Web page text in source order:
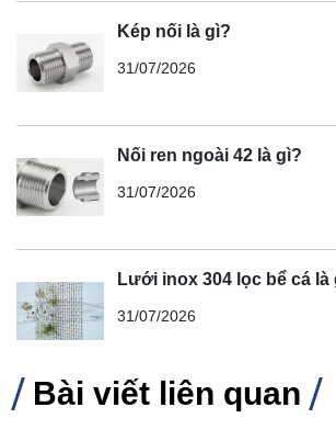
Kép nối là gì?
31/07/2026
Nối ren ngoài 42 là gì?
31/07/2026
Lưới inox 304 lọc bể cá là
31/07/2026
Bài viết liên quan